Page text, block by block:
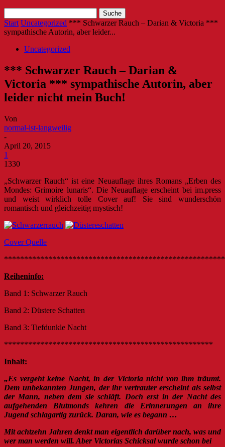
Start Uncategorized *** Schwarzer Rauch – Darian & Victoria ***
sympathische Autorin, aber leider...
Uncategorized
*** Schwarzer Rauch – Darian &
Victoria *** sympathische Autorin, aber
leider nicht mein Buch!
Von
normal-ist-langweilig
-
April 20, 2015
1
1330
„Schwarzer Rauch“ ist eine Neuauflage ihres Romans „Erben des
Mondes: Grimoire lunaris“. Die Neuauflage erscheint bei im.press
und weist wirklich tolle Cover auf! Sie sind wunderschön
romantisch und gleichzeitig mystisch!
Cover Quelle
*******************************************************
Reiheninfo:
Band 1: Schwarzer Rauch
Band 2: Düstere Schatten
Band 3: Tiefdunkle Nacht
****************************************************
Inhalt:
„Es vergeht keine Nacht, in der Victoria nicht von ihm träumt.
Dem unbekannten Jungen, der ihr vertrauter erscheint als selbst
der Mann, neben dem sie schläft. Doch erst in der Nacht des
aufgehenden Blutmonds kehren die Erinnerungen an ihre
Jugend schlagartig zurück. Daran, wie es begann …
Mit achtzehn Jahren denkt man eigentlich darüber nach, was und
wer man werden will. Aber Victorias Schicksal wurde schon bei